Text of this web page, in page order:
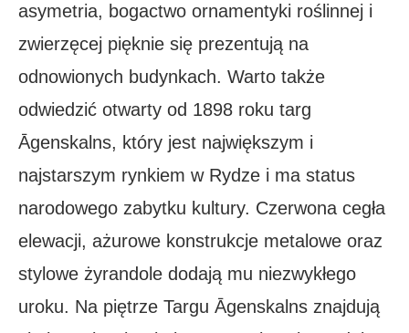
asymetria, bogactwo ornamentyki roślinnej i
zwierzęcej pięknie się prezentują na
odnowionych budynkach. Warto także
odwiedzić otwarty od 1898 roku targ
Āgenskalns, który jest największym i
najstarszym rynkiem w Rydze i ma status
narodowego zabytku kultury. Czerwona cegła
elewacji, ażurowe konstrukcje metalowe oraz
stylowe żyrandole dodają mu niezwykłego
uroku. Na piętrze Targu Āgenskalns znajdują